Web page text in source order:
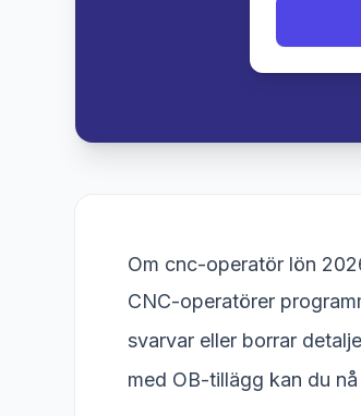
Om cnc-operatör lön
CNC-operatörer
svarvar eller borrar
med OB-tillägg kan du